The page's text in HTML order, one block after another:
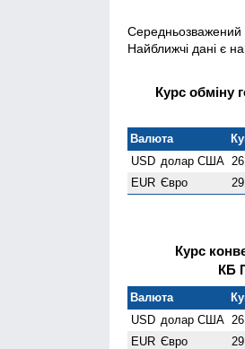
Середньозважений
Найближчі дані є на
Курс обміну
Валюта
USD долар США
EUR Євро
Курс
КБ
Валюта
USD долар США
EUR Євро